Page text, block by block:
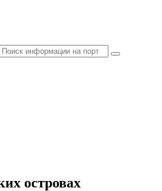
островах